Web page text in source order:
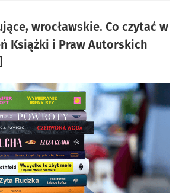
wrocławskie. Co czytać w
Książki i Praw Autorskich